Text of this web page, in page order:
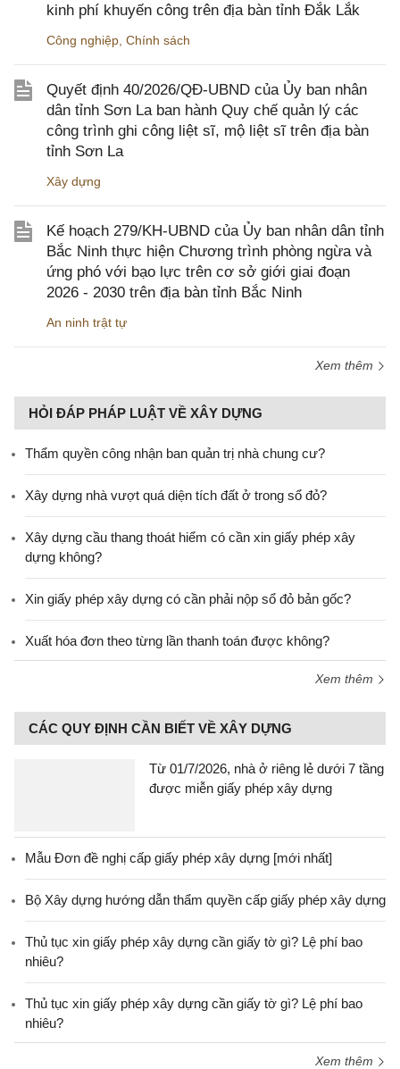
kinh phí khuyến công trên địa bàn tỉnh Đắk Lắk
Công nghiệp Chính sách
Quyết định 40/2026/QĐ-UBND của Ủy ban nhân
dân tỉnh Sơn La ban hành Quy chế quản lý các
công trình ghi công liệt sĩ, mộ liệt sĩ trên địa bàn
tỉnh Sơn La
Xây dựng
Kế hoạch 279/KH-UBND của Ủy ban nhân dân tỉnh
Bắc Ninh thực hiện Chương trình phòng ngừa và
ứng phó với bạo lực trên cơ sở giới giai đoạn
2026 - 2030 trên địa bàn tỉnh Bắc Ninh
An ninh trật tự
Xem thêm
HỎI ĐÁP PHÁP LUẬT VỀ XÂY DỰNG
Thẩm quyền công nhận ban quản trị nhà chung cư?
Xây dựng nhà vượt quá diện tích đất ở trong sổ đỏ?
Xây dựng cầu thang thoát hiểm có cần xin giấy phép xây
dựng không?
Xin giấy phép xây dựng có cần phải nộp sổ đỏ bản gốc?
Xuất hóa đơn theo từng lần thanh toán được không?
Xem thêm
CÁC QUY ĐỊNH CẦN BIẾT VỀ XÂY DỰNG
Từ 01/7/2026, nhà ở riêng lẻ dưới 7 tầng
được miễn giấy phép xây dựng
Mẫu Đơn đề nghị cấp giấy phép xây dựng [mới nhất]
Bộ Xây dựng hướng dẫn thẩm quyền cấp giấy phép xây dựng
Thủ tục xin giấy phép xây dựng cần giấy tờ gì? Lệ phí bao
nhiêu?
Thủ tục xin giấy phép xây dựng cần giấy tờ gì? Lệ phí bao
nhiêu?
Xem thêm